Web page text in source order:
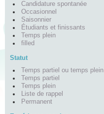
Candidature spontanée
Occasionnel
Saisonnier
Étudiants et finissants
Temps plein
filled
Statut
Temps partiel ou temps plein
Temps partiel
Temps plein
Liste de rappel
Permanent